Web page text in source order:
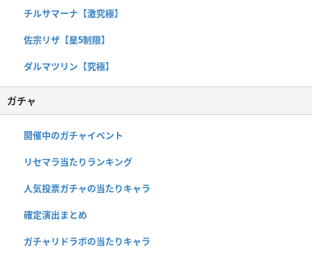
チルサマーナ【激究極】
佐宗リザ【星5制限】
ダルマツリン【究極】
ガチャ
開催中のガチャイベント
リセマラ当たりランキング
人気投票ガチャの当たりキャラ
確定演出まとめ
ガチャリドラボの当たりキャラ